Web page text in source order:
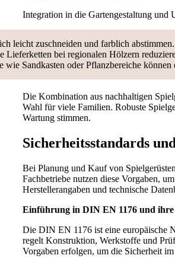
Integration in die Gartengestaltung und
leicht zuschneiden und farblich abstimmen.
Lieferketten bei regionalen Hölzern
wie Sandkasten oder Pflanzbereiche
Die Kombination aus nachhaltigen
Wahl für viele Familien. Robuste
Wartung stimmen.
Sicherheitsstandards
Bei Planung und Kauf von
Fachbetriebe nutzen diese Vorgaben,
Herstellerangaben und technische
Einführung in DIN EN 1176 und ihre
Die DIN EN 1176 ist eine europäische
regelt Konstruktion, Werkstoffe und
Vorgaben erfolgen, um die Sicherheit